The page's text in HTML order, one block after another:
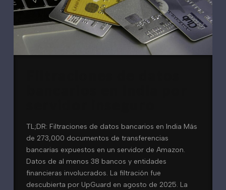
TL;DR: Filtraciones de datos bancarios en India Más
de 273,000 documentos de transferencias
bancarias expuestos en un servidor de Amazon.
Datos de al menos 38 bancos y entidades
financieras involucrados. La filtración fue
descubierta por UpGuard en agosto de 2025. La